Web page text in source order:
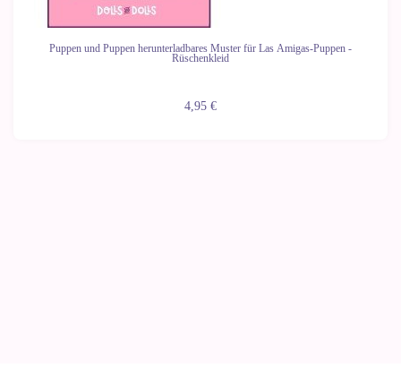
Puppen und Puppen herunterladbares Muster für Las Amigas-Puppen -
Rüschenkleid
4,95 €